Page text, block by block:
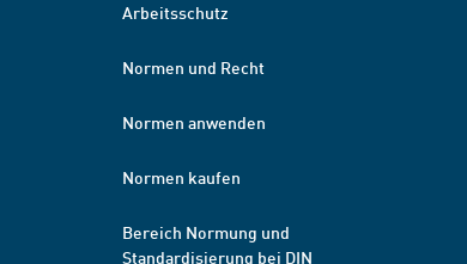
Arbeitsschutz
Normen und Recht
Normen anwenden
Normen kaufen
Bereich Normung und
Standardisierung bei DIN